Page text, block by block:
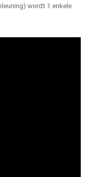
wordt 1 enkele